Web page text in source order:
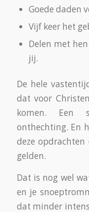
zwaar aan
humor de ruimte
Nurcan, een
geweldig mooie
gedaan.
Deze is niet
maar zij vond
beleving van de
suikerfeest is
kleine hadj te
samen met de
dezelfde plek